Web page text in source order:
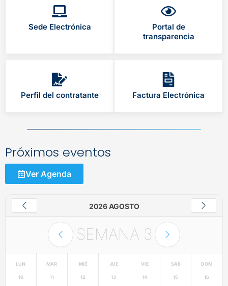
Sede Electrónica
Portal de
transparencia
Perfil del contratante Factura Electrónica
Próximos eventos
Ver Agenda
2026 AGOSTO
SEMANA 3
LUN
10
MAR
11
MIÉ
12
JUE
13
VIE
14
SÁB
15
DOM
16